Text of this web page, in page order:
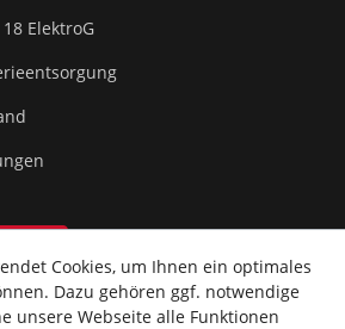
ElektroG
Cookies, um Ihnen ein optimales
Dazu gehören ggf. notwendige
unsere Webseite alle Funktionen